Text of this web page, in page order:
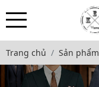
Trang chủ Sản phẩm